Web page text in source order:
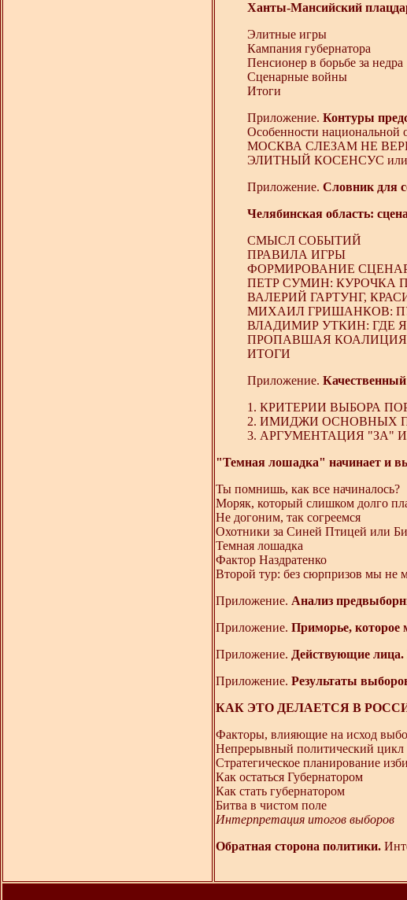
Ханты-Мансийский
Элитные игры
Кампания губернатора
Пенсионер в борьбе за недра
Сценарные войны
Итоги
Приложение. Контуры
Особенности национальной
МОСКВА СЛЕЗАМ НЕ
ЭЛИТНЫЙ КОСЕНСУС
Приложение. Словник для
Челябинская область:
СМЫСЛ СОБЫТИЙ
ПРАВИЛА ИГРЫ
ФОРМИРОВАНИЕ
ПЕТР СУМИН: КУРОЧКА
ВАЛЕРИЙ ГАРТУНГ,
МИХАИЛ ГРИШАНКОВ:
ВЛАДИМИР УТКИН: ГДЕ
ПРОПАВШАЯ КОАЛИЦИЯ
ИТОГИ
Приложение. Качественный
1. КРИТЕРИИ ВЫБОРА
2. ИМИДЖИ ОСНОВНЫХ
3. АРГУМЕНТАЦИЯ "ЗА"
"Темная лошадка" начинает и
Ты помнишь, как все начиналось?
Моряк, который слишком долго
Не догоним, так согреемся
Охотники за Синей Птицей или
Темная лошадка
Фактор Наздратенко
Второй тур: без сюрпризов мы не
Приложение. Анализ
Приложение. Приморье, которое
Приложение. Действующие лица.
Приложение. Результаты
КАК ЭТО ДЕЛАЕТСЯ В РОССИИ.
Факторы, влияющие на исход
Непрерывный политический цикл
Стратегическое планирование
Как остаться Губернатором
Как стать губернатором
Битва в чистом поле
Интерпретация итогов выборов
Обратная сторона политики.